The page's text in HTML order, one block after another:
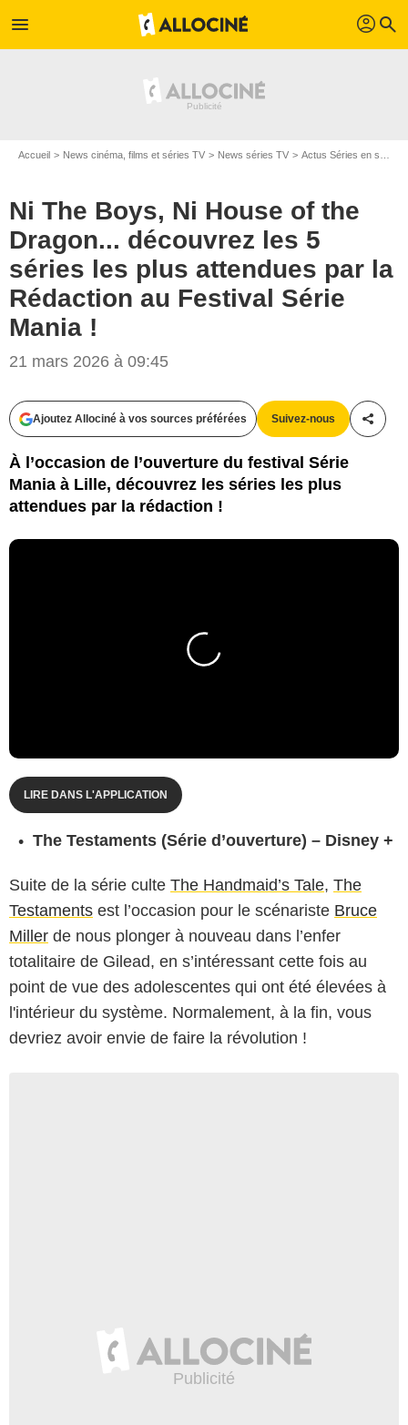
menu profil search
Accueil News cinéma, films et séries TV News séries TV Actus Séries en streaming
Ni The Boys, Ni House of the
Dragon... découvrez les 5
séries les plus attendues par la
Rédaction au Festival Série
Mania !
21 mars 2026 à 09:45
Ajoutez Allociné à vos sources préférées Suivez-nous
À l’occasion de l’ouverture du festival Série
Mania à Lille, découvrez les séries les plus
attendues par la rédaction !
LIRE DANS L'APPLICATION
The Testaments (Série d’ouverture) – Disney +
Suite de la série culte The Handmaid’s Tale, The
Testaments est l’occasion pour le scénariste Bruce
Miller de nous plonger à nouveau dans l’enfer
totalitaire de Gilead, en s’intéressant cette fois au
point de vue des adolescentes qui ont été élevées à
l'intérieur du système. Normalement, à la fin, vous
devriez avoir envie de faire la révolution !